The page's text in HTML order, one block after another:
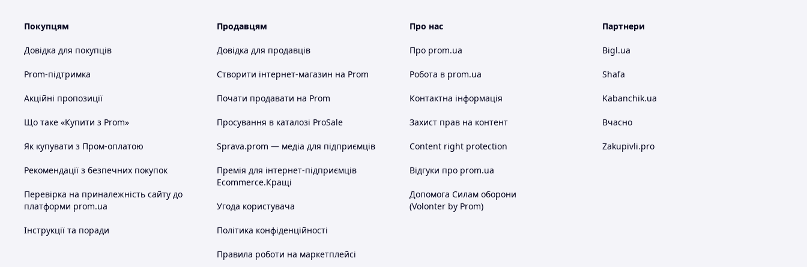
Покупцям
Довідка для покупців
Prom-підтримка
Акційні пропозиції
Що таке «Купити з Prom»
Як купувати з Пром-оплатою
Рекомендації з безпечних покупок
Перевірка на приналежність сайту до
платформи prom.ua
Інструкції та поради
Продавцям
Довідка для продавців
Створити інтернет-магазин на Prom
Почати продавати на Prom
Просування в каталозі ProSale
Sprava.prom — медіа для підприємців
Премія для інтернет-підприємців
Ecommerce.Кращі
Угода користувача
Політика конфіденційності
Правила роботи на маркетплейсі
Про нас
Про prom.ua
Робота в prom.ua
Контактна інформація
Захист прав на контент
Content right protection
Відгуки про prom.ua
Допомога Силам оборони
(Volonter by Prom)
Партнери
Bigl.ua
Shafa
Kabanchik.ua
Вчасно
Zakupivli.pro